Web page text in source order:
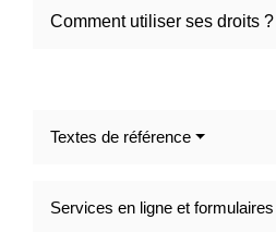
Comment utiliser ses droits ?
Textes de référence
Services en ligne et formulaires